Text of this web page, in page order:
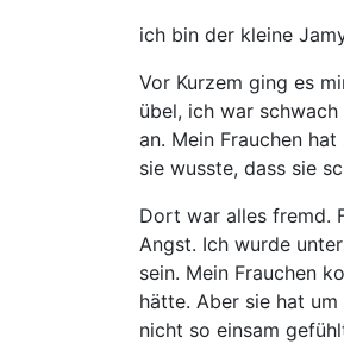
ich bin der kleine
Vor Kurzem ging es
übel, ich war
an. Mein Frauchen
sie wusste, dass sie
Dort war alles fremd.
Angst. Ich wurde
sein. Mein Frauchen
hätte. Aber sie hat
nicht so einsam